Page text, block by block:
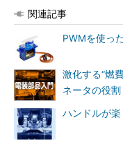
関連記事
PWMを使っ
激化する“燃
ネータの役割
ハンドルが